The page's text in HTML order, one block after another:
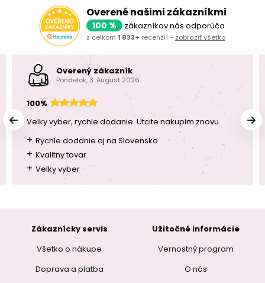
Overené našimi zákazníkmi
100 % zákazníkov nás odporúča
z celkom 1 833+ recenzií - zobraziť všetko
Overený zákazník
Pondelok, 3. August 2026
100%
Velky vyber, rychle dodanie. Utcite nakupim znovu
+ Rychle dodanie aj na Slovensko
+ Kvalitny tovar
+ Velky vyber
Zákaznícky servis
Všetko o nákupe
Doprava a platba
Užitočné informácie
Vernostný program
O nás